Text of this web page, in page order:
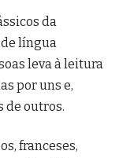
da
língua
leva à leitura
por uns e,
de outros.
franceses,